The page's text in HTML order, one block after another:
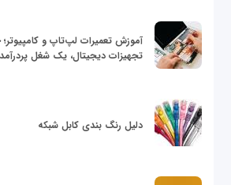
آموزش تعمیرات لپ‌تاپ و کامپیوتر؛
تجهیزات دیجیتال، یک شغل
دلیل رنگ بندی کابل شبکه